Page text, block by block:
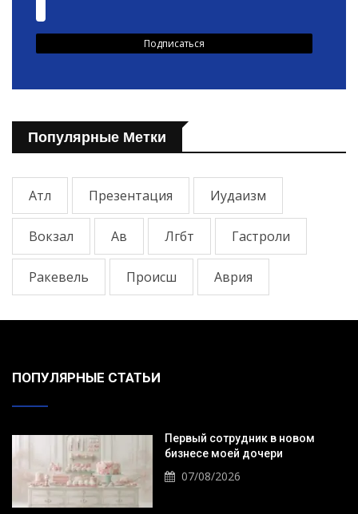
Популярные Метки
Атл Презентация Иудаизм
Вокзал Ав Лгбт Гастроли
Ракевель Происш Аврия
ПОПУЛЯРНЫЕ СТАТЬИ
Первый сотрудник в новом
бизнесе моей дочери
07/08/2026